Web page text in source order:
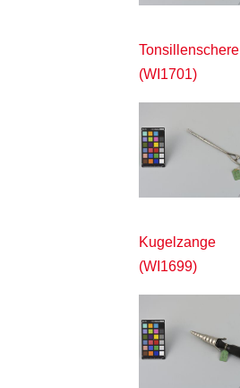
Tonsillenschere
(WI1701)
Kugelzange
(WI1699)